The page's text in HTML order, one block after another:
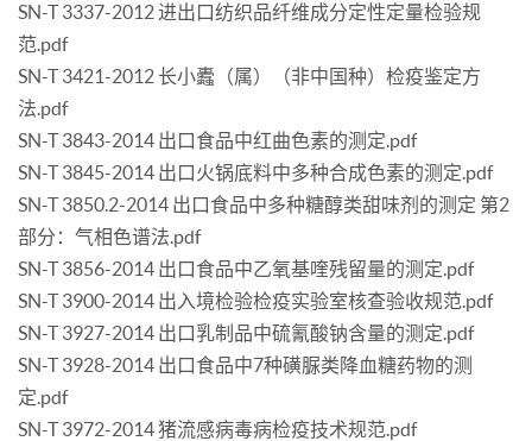
SN-T 3337-2012 进出口纺织品纤维成分定性定量检验规
范.pdf
SN-T 3421-2012 长小蠹（属）（非中国种）检疫鉴定方
法.pdf
SN-T 3843-2014 出口食品中红曲色素的测定.pdf
SN-T 3845-2014 出口火锅底料中多种合成色素的测定.pdf
SN-T 3850.2-2014 出口食品中多种糖醇类甜味剂的测定 第2
部分：气相色谱法.pdf
SN-T 3856-2014 出口食品中乙氧基喹残留量的测定.pdf
SN-T 3900-2014 出入境检验检疫实验室核查验收规范.pdf
SN-T 3927-2014 出口乳制品中硫氰酸钠含量的测定.pdf
SN-T 3928-2014 出口食品中7种磺脲类降血糖药物的测
定.pdf
SN-T 3972-2014 猪流感病毒病检疫技术规范.pdf